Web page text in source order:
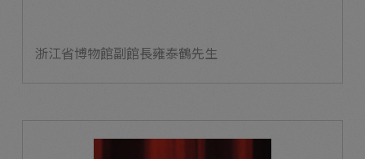
浙江省博物館副館長雍泰鶴先生